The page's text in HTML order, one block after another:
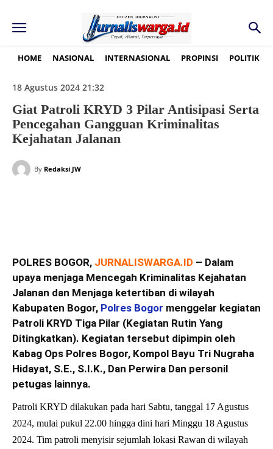
HOME NASIONAL INTERNASIONAL PROPINSI POLITIK
18 Agustus 2024 21:32
Giat Patroli KRYD 3 Pilar Antisipasi Serta
Pencegahan Gangguan Kriminalitas
Kejahatan Jalanan
By Redaksi JW
POLRES BOGOR, JURNALISWARGA.ID – Dalam
upaya menjaga Mencegah Kriminalitas Kejahatan
Jalanan dan Menjaga ketertiban di wilayah
Kabupaten Bogor, Polres Bogor menggelar kegiatan
Patroli KRYD Tiga Pilar (Kegiatan Rutin Yang
Ditingkatkan). Kegiatan tersebut dipimpin oleh
Kabag Ops Polres Bogor, Kompol Bayu Tri Nugraha
Hidayat, S.E., S.I.K., Dan Perwira Dan personil
petugas lainnya.
Patroli KRYD dilakukan pada hari Sabtu, tanggal 17 Agustus
2024, mulai pukul 22.00 hingga dini hari Minggu 18 Agustus
2024. Tim patroli menyisir sejumlah lokasi Rawan di wilayah